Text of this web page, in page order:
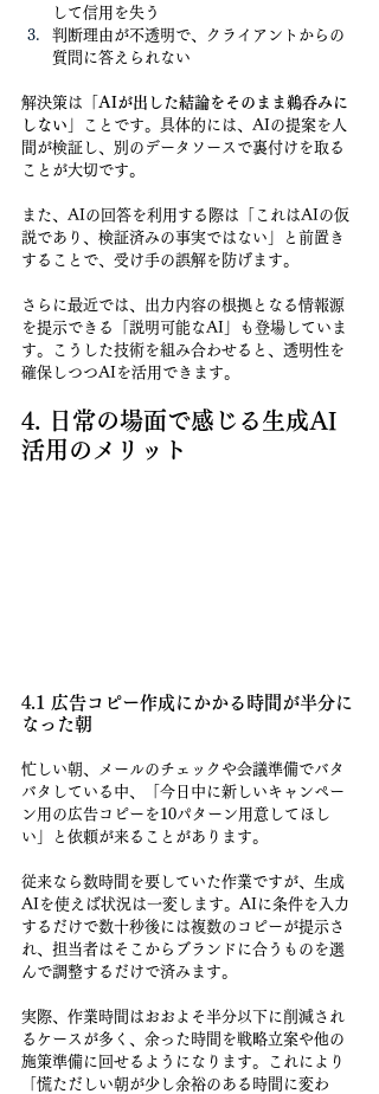
して信用を失う
判断理由が不透明で、クライアントからの
質問に答えられない
解決策は 「AIが出した結論をそのまま鵜呑みに
しない」
ことです。具体的には、AIの提案を人
間が検証し、別のデータソースで裏付けを取る
ことが大切です。
また、AIの回答を利用する際は「これはAIの仮
説であり、検証済みの事実ではない」と前置き
することで、受け手の誤解を防げます。
さらに最近では、出力内容の根拠となる情報源
を提示できる「説明可能なAI」も登場していま
す。こうした技術を組み合わせると、透明性を
確保しつつAIを活用できます。
4. 日常の場面で感じる生成AI
活用のメリット
4.1 広告コピー作成にかかる時間が半分に
なった朝
忙しい朝、メールのチェックや会議準備でバタ
バタしている中、「今日中に新しいキャンペー
ン用の広告コピーを10パターン用意してほし
い」と依頼が来ることがあります。
従来なら数時間を要していた作業ですが、生成
AIを使えば状況は一変します。AIに条件を入力
するだけで数十秒後には複数のコピーが提示さ
れ、担当者はそこからブランドに合うものを選
んで調整するだけで済みます。
実際、作業時間はおおよそ半分以下に削減され
るケースが多く、余った時間を戦略立案や他の
施策準備に回せるようになります。これにより
「慌ただしい朝が少し余裕のある時間に変わ